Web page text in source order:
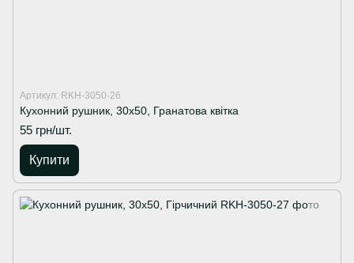
Артикул: RKH-3050-26
Кухонний рушник, 30х50, Гранатова квітка
55 грн/шт.
Купити